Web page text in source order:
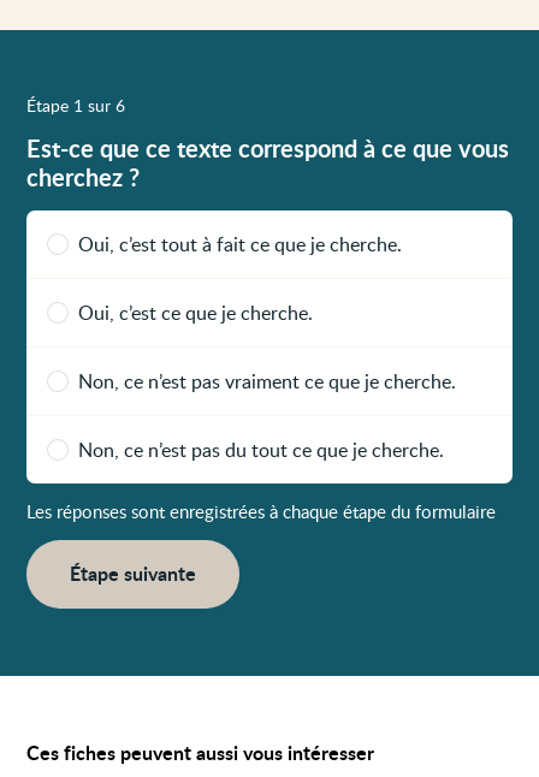
Étape 1 sur 6
Est-ce que ce texte correspond à ce que vous
cherchez ?
Oui, c’est tout à fait ce que je cherche.
Oui, c’est ce que je cherche.
Non, ce n’est pas vraiment ce que je cherche.
Non, ce n’est pas du tout ce que je cherche.
Les réponses sont enregistrées à chaque étape du formulaire
Étape suivante
Ces fiches peuvent aussi vous intéresser